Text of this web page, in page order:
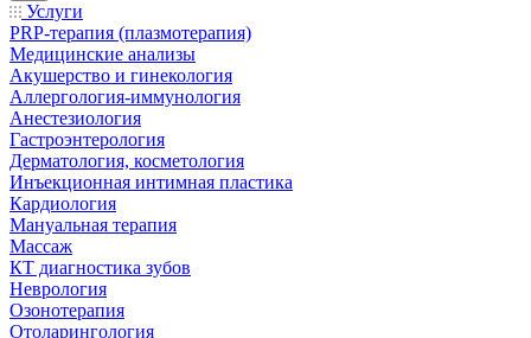
Услуги
PRP-терапия (плазмотерапия)
Медицинские анализы
Акушерство и гинекология
Аллергология-иммунология
Анестезиология
Гастроэнтерология
Дерматология, косметология
Инъекционная интимная пластика
Кардиология
Мануальная терапия
Массаж
КТ диагностика зубов
Неврология
Озонотерапия
Отоларингология